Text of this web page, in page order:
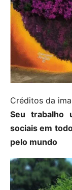
Créditos da
Seu trabalho
sociais em
pelo mundo